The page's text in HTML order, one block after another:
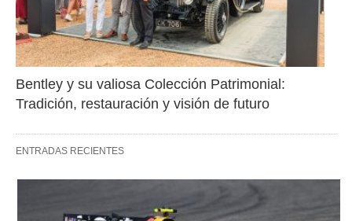
Bentley y su valiosa Colección Patrimonial:
Tradición, restauración y visión de futuro
ENTRADAS RECIENTES